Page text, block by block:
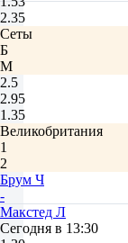
2.35
Сеты
Б
М
2.5
2.95
1.35
Великобритания
1
2
Брум Ч
-
Макстед Л
Сегодня в 13:30